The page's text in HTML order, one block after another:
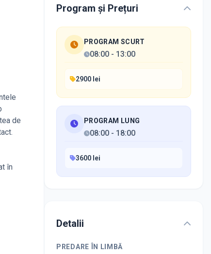
de
în
Program și Prețuri
PROGRAM SCURT
08:00 - 13:00
2900 lei
PROGRAM LUNG
08:00 - 18:00
3600 lei
Detalii
PREDARE ÎN LIMBĂ